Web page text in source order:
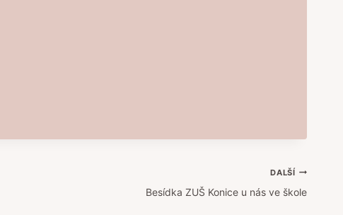
DALŠÍ
Besídka ZUŠ Konice u nás ve škole